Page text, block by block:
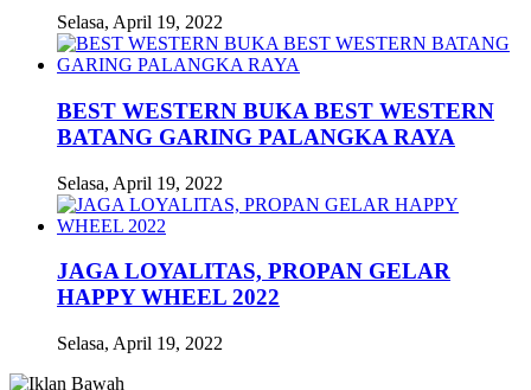
Selasa, April 19, 2022
BEST WESTERN BUKA BEST WESTERN
BATANG GARING PALANGKA RAYA
Selasa, April 19, 2022
JAGA LOYALITAS, PROPAN GELAR
HAPPY WHEEL 2022
Selasa, April 19, 2022